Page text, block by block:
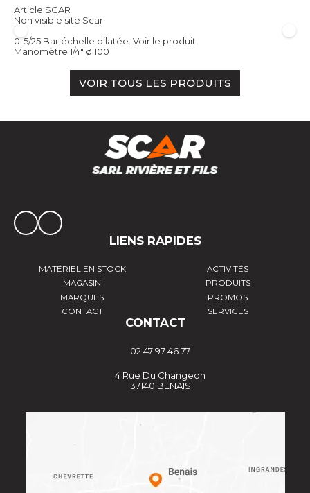
Article SCAR
Non visible site Scar
0-5/25 Bar échelle dilatée. Voir le produit
Manomètre 1/4" ø 100
VOIR TOUS LES PRODUITS
LIENS RAPIDES
MATÉRIEL EN STOCK
ACTIVITÉS
MAGASIN
PRODUITS
MARQUES
PROMOS
CONTACT
SERVICES
CONTACT
02 47 97 46 77
4 Rue Du Changeon
37140 BENAIS